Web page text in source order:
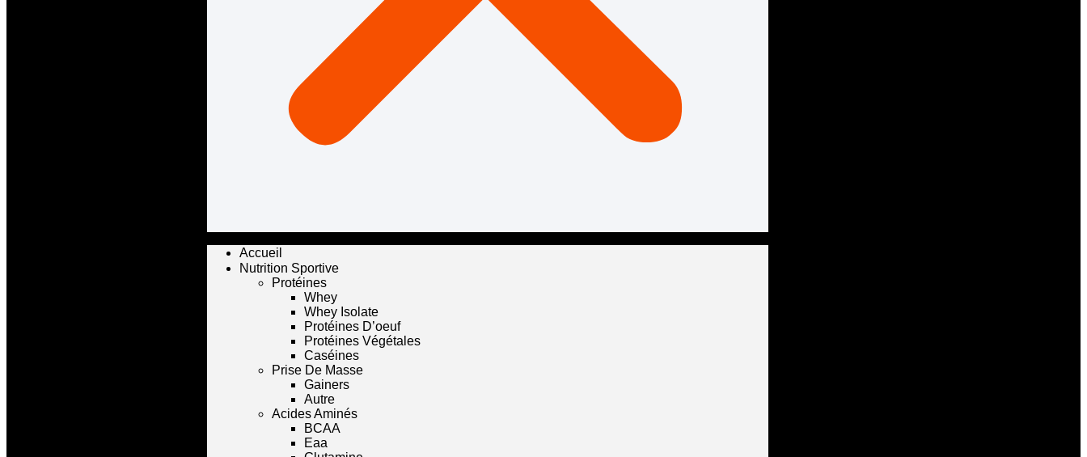
Accueil
Nutrition Sportive
Protéines
Whey
Whey Isolate
Protéines D’oeuf
Protéines Végétales
Caséines
Prise De Masse
Gainers
Autre
Acides Aminés
BCAA
Eaa